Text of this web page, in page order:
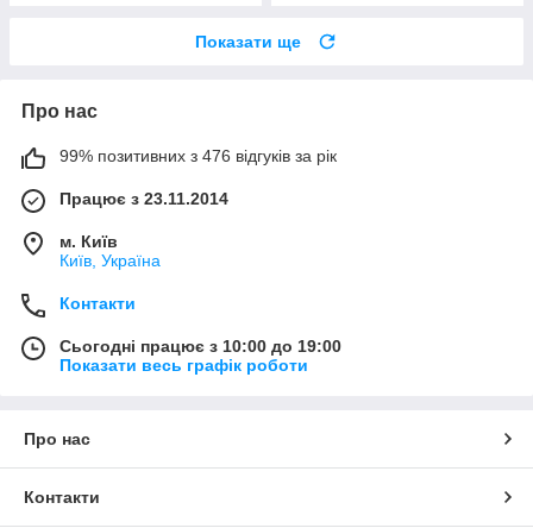
Показати ще
Про нас
99% позитивних з 476 відгуків за рік
Працює з 23.11.2014
м. Київ
Київ, Україна
Контакти
Сьогодні працює з 10:00 до 19:00
Показати весь графік роботи
Про нас
Контакти